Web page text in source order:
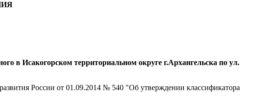
в Исакогорском территориальном округе г.Архангельска по ул.
России от 01.09.2014 № 540 "Об утверждении классификатора